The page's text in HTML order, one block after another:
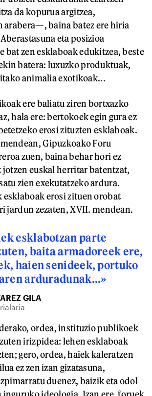
da kopurua argitzea,
arabera—, baina batez ere hiria
eta posizioa
bat zen esklaboak edukitzea, beste
batera: luxuzko produktuak,
animalia exotikoak...
ere baliatu ziren bortxazko
hala ere: bertokoek egin gura ez
erosi zituzten esklaboak.
Gipuzkoako Foru
zuen, baina behar hori ez
jotzen euskal herritar batentzat,
zien exekutatzeko ardura.
erosi zituen orobat
jardun zezaten, XVII. mendean.
esklabotzan parte
baita armadoreek ere,
haien senideek, portuko
arduradunak...»
GILA
ordea, instituzio publikoek
irizpidea: lehen esklaboak
gero, ordea, haiek kaleratzen
ez zen izan gizatasuna,
duenez, baizik eta odol